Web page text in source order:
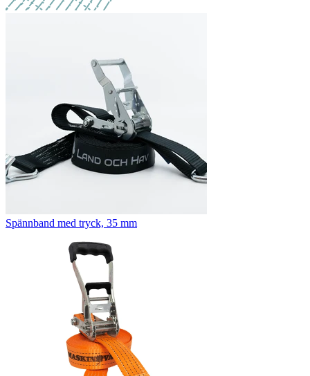
Spännband med tryck, 35 mm